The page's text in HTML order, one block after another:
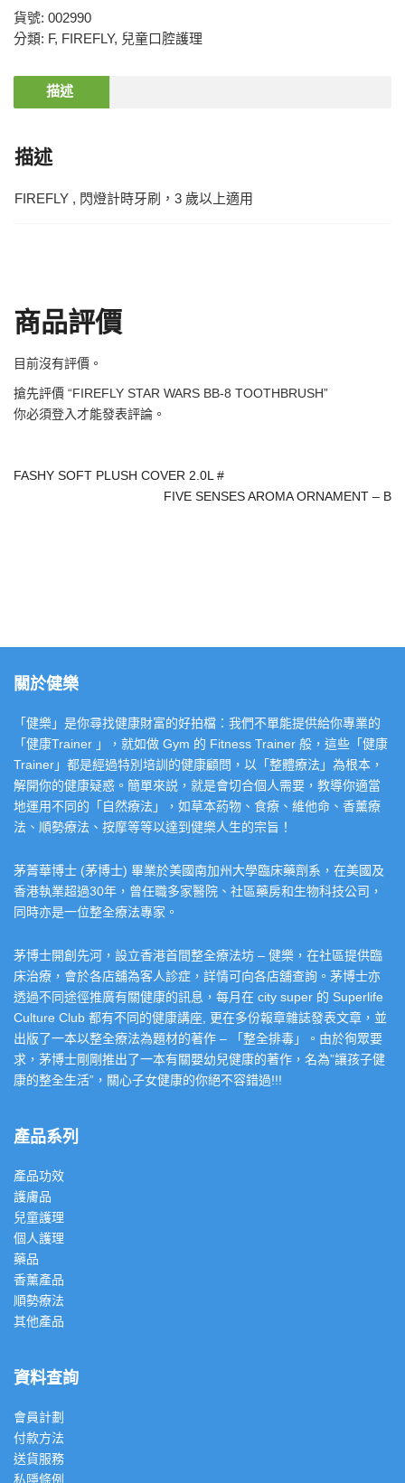
貨號: 002990
分類: F, FIREFLY, 兒童口腔護理
描述
描述
FIREFLY , 閃燈計時牙刷，3 歲以上適用
商品評價
目前沒有評價。
搶先評價 “FIREFLY STAR WARS BB-8 TOOTHBRUSH”
你必須登入 才能發表評論。
FASHY SOFT PLUSH COVER 2.0L #
FIVE SENSES AROMA ORNAMENT – B
關於健樂
「健樂」是你尋找健康財富的好拍檔：我們不單能提供給你專業的
「健康Trainer 」，就如做 Gym 的 Fitness Trainer 般，這些「健康
Trainer」都是經過特別培訓的健康顧問，以「整體療法」為根本，
解開你的健康疑惑。簡單來説，就是會切合個人需要，教導你適當
地運用不同的「自然療法」，如草本葯物、食療、維他命、香薰療
法、順勢療法、按摩等等以達到健樂人生的宗旨！
茅菁華博士 (茅博士) 畢業於美國南加州大學臨床藥劑系，在美國及
香港執業超過30年，曾任職多家醫院、社區藥房和生物科技公司，
同時亦是一位整全療法專家。
茅博士開創先河，設立香港首間整全療法坊 – 健樂，在社區提供臨
床治療，會於各店舖為客人診症，詳情可向各店舖查詢。茅博士亦
透過不同途徑推廣有關健康的訊息，每月在 city super 的 Superlife
Culture Club 都有不同的健康講座, 更在多份報章雜誌發表文章，並
出版了一本以整全療法為題材的著作 – 「整全排毒」。由於徇眾要
求，茅博士剛剛推出了一本有關嬰幼兒健康的著作，名為”讓孩子健
康的整全生活”，關心子女健康的你絕不容錯過!!!
產品系列
產品功效
護膚品
兒童護理
個人護理
藥品
香薰產品
順勢療法
其他產品
資料查詢
會員計劃
付款方法
送貨服務
私隱條例